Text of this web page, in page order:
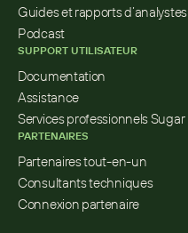
Guides et rapports d’analystes
Podcast
SUPPORT UTILISATEUR
Documentation
Assistance
Services professionnels Sugar
PARTENAIRES
Partenaires tout-en-un
Consultants techniques
Connexion partenaire